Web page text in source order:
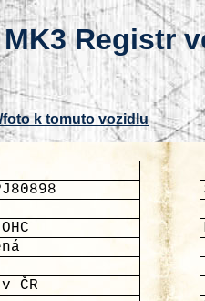
MK3 Registr
foto k tomuto vozidlu
ČR